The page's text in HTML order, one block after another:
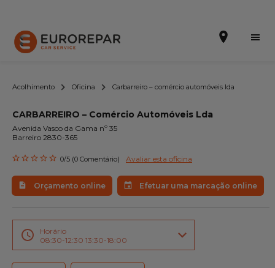
Efetuar uma marcação online
Orçamento online
A marca
Promoções
Noticias
Acolhimento Oficina Carbarreiro – comércio automóveis lda
CARBARREIRO – Comércio Automóveis Lda
Avenida Vasco da Gama nº 35
Barreiro 2830-365
0/5 (0 Comentário) Avaliar esta oficina
Orçamento online Efetuar uma marcação online
Horário
08:30-12:30 13:30-18:00